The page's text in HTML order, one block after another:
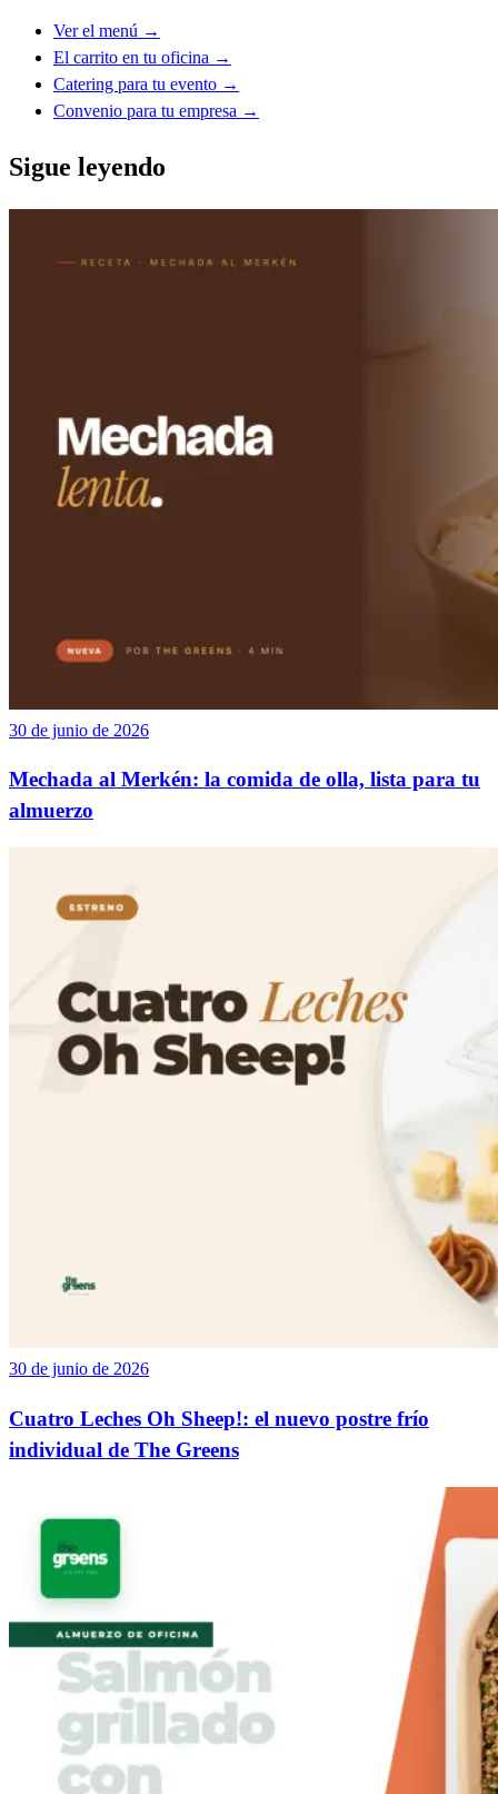
Ver el menú →
El carrito en tu oficina →
Catering para tu evento →
Convenio para tu empresa →
Sigue leyendo
30 de junio de 2026
Mechada al Merkén: la comida de olla, lista para tu
almuerzo
30 de junio de 2026
Cuatro Leches Oh Sheep!: el nuevo postre frío
individual de The Greens